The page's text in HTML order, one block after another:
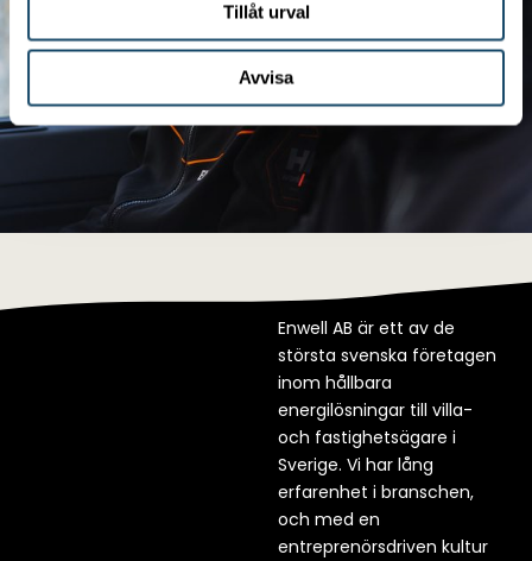
Tillåt urval
Avvisa
Enwell AB är ett av de
största svenska företagen
inom hållbara
energilösningar till villa-
och fastighetsägare i
Sverige. Vi har lång
erfarenhet i branschen,
och med en
entreprenörsdriven kultur